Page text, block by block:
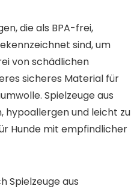
die als BPA-frei,
sind, um
von schädlichen
sicheres Material für
Spielzeuge aus
hypoallergen und leicht zu
Hunde mit empfindlicher
Spielzeuge aus